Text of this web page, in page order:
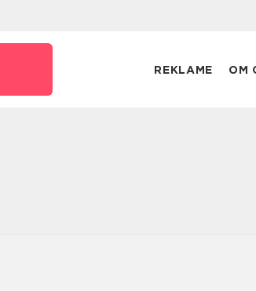
REKLAME OM